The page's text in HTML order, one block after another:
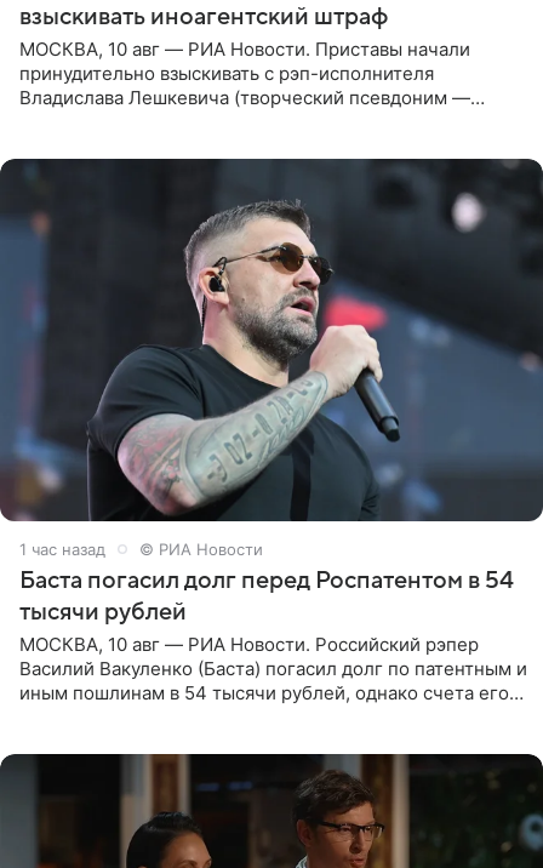
взыскивать иноагентский штраф
МОСКВА, 10 авг — РИА Новости. Приставы начали
принудительно взыскивать с рэп-исполнителя
Владислава Лешкевича (творческий псевдоним —
1 час назад © РИА Новости
Баста погасил долг перед Роспатентом в 54
тысячи рублей
МОСКВА, 10 авг — РИА Новости. Российский рэпер
Василий Вакуленко (Баста) погасил долг по патентным и
иным пошлинам в 54 тысячи рублей, однако счета его